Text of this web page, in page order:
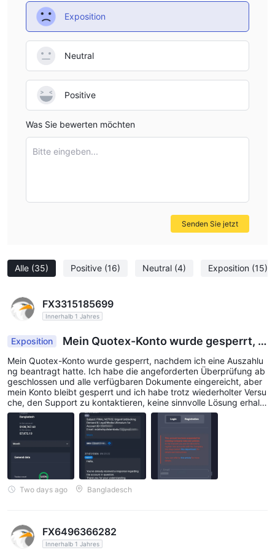
Alle (35) Positive (16) Neutral (4) Exposition (15)
FX3315185699
Innerhalb 1 Jahres
Exposition
Mein Quotex-Konto wurde gesperrt, n
achdem ich eine Auszahlung beantragt hatte.
Mein Quotex-Konto wurde gesperrt, nachdem ich eine Auszahlu
ng beantragt hatte. Ich habe die angeforderten Überprüfung ab
geschlossen und alle verfügbaren Dokumente eingereicht, aber
mein Konto bleibt gesperrt und ich habe trotz wiederholter Versu
che, den Support zu kontaktieren, keine sinnvolle Lösung erhalte
n. Ich habe auch einen Fall bei der Forex Peace Army (FPA) eröff
net und unterstützende Beweise vorgelegt. Ich hoffe, dass Quot
ex meinen Fall fair prüft und diesen Streit beilegt.
Two days ago Bangladesch
FX6496366282
Innerhalb 1 Jahres
Exposition
Neutral
Positive
Was Sie bewerten möchten
Bitte eingeben...
Senden Sie jetzt